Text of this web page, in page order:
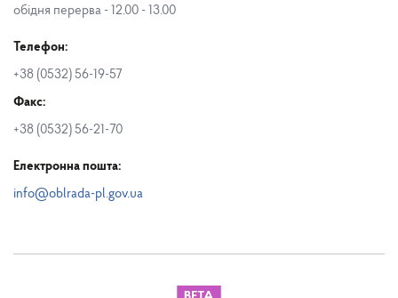
обідня перерва - 12.00 - 13.00
Телефон:
+38 (0532) 56-19-57
Факс:
+38 (0532) 56-21-70
Електронна пошта:
info@oblrada-pl.gov.ua